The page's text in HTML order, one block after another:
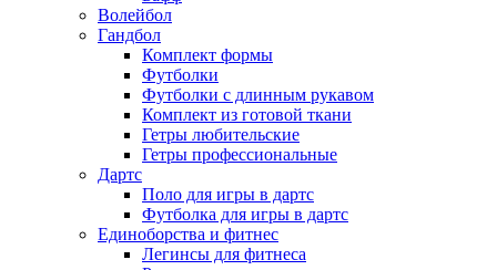
Волейбол
Гандбол
Комплект формы
Футболки
Футболки с длинным рукавом
Комплект из готовой ткани
Гетры любительские
Гетры профессиональные
Дартс
Поло для игры в дартс
Футболка для игры в дартс
Единоборства и фитнес
Легинсы для фитнеса